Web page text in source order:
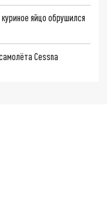
яйцо обрушился
Cessna